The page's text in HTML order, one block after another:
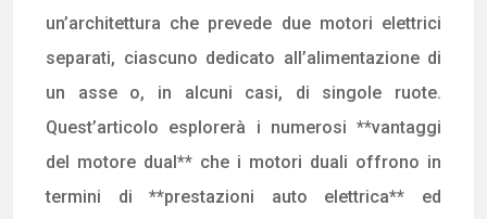
un’architettura che prevede due motori elettrici
separati, ciascuno dedicato all’alimentazione di
un asse o, in alcuni casi, di singole ruote.
Quest’articolo esplorerà i numerosi **vantaggi
del motore dual** che i motori duali offrono in
termini di **prestazioni auto elettrica** ed